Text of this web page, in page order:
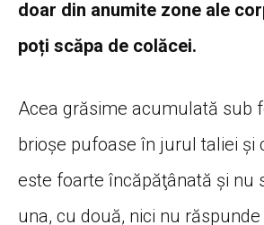
doar din anumite zone ale
poți scăpa de colăcei.
Acea grăsime acumulată sub
brioşe pufoase în jurul taliei şi
este foarte încăpăţânată şi nu
una, cu două, nici nu